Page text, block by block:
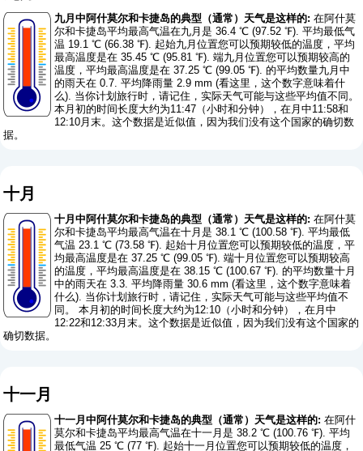
九月中阿什莫尔和卡捷岛的典型（通常）天气是这样的: 在阿什莫
尔和卡捷岛平均最高气温在九月是 36.4 ℃ (97.52 ℉). 平均最低气
温 19.1 ℃ (66.38 ℉). 起始九月位置您可以预期较低的温度，平均
最高温度是在 35.45 ℃ (95.81 ℉). 端九月位置您可以预期较高的
温度，平均最高温度是在 37.25 ℃ (99.05 ℉). 的平均数量九月中
的雨天在 0.7. 平均降雨量 2.9 mm (看这里，这个数字意味着什
么). 当你计划旅行时，请记住，实际天气可能与这些平均值不同。
本月初的时间长度大约为11:47（小时和分钟），在月中11:58和
12:10月末。这个数据是近似值，因为我们没有这个国家的确切数
据。
十月
十月中阿什莫尔和卡捷岛的典型（通常）天气是这样的: 在阿什莫
尔和卡捷岛平均最高气温在十月是 38.1 ℃ (100.58 ℉). 平均最低
气温 23.1 ℃ (73.58 ℉). 起始十月位置您可以预期较低的温度，平
均最高温度是在 37.25 ℃ (99.05 ℉). 端十月位置您可以预期较高
的温度，平均最高温度是在 38.15 ℃ (100.67 ℉). 的平均数量十月
中的雨天在 3.3. 平均降雨量 30.6 mm (看这里，这个数字意味着
什么). 当你计划旅行时，请记住，实际天气可能与这些平均值不
同。 本月初的时间长度大约为12:10（小时和分钟），在月中
12:22和12:33月末。这个数据是近似值，因为我们没有这个国家的
确切数据。
十一月
十一月中阿什莫尔和卡捷岛的典型（通常）天气是这样的: 在阿什
莫尔和卡捷岛平均最高气温在十一月是 38.2 ℃ (100.76 ℉). 平均
最低气温 25 ℃ (77 ℉). 起始十一月位置您可以预期较低的温度，